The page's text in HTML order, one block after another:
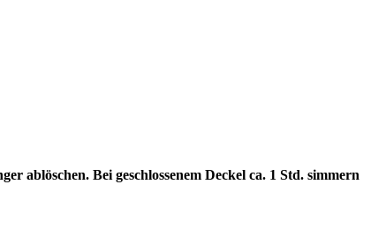
ablöschen. Bei geschlossenem Deckel ca. 1 Std. simmern